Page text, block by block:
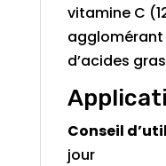
vitamine C
d’acides
Conseil
jour